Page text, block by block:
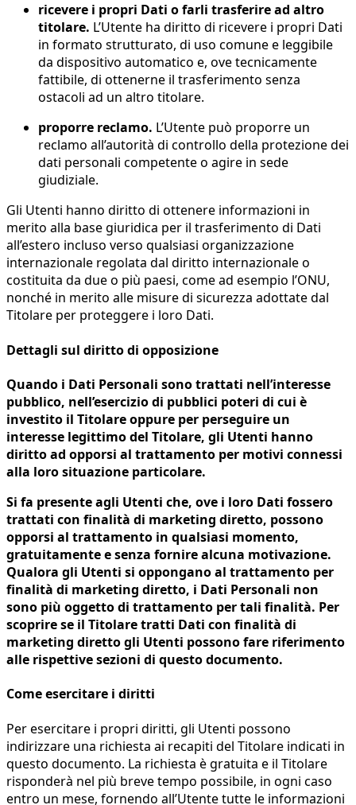
ricevere i propri Dati o farli trasferire ad altro
titolare. L’Utente ha diritto di ricevere i propri Dati
in formato strutturato, di uso comune e leggibile
da dispositivo automatico e, ove tecnicamente
fattibile, di ottenerne il trasferimento senza
ostacoli ad un altro titolare.
proporre reclamo. L’Utente può proporre un
reclamo all’autorità di controllo della protezione dei
dati personali competente o agire in sede
giudiziale.
Gli Utenti hanno diritto di ottenere informazioni in
merito alla base giuridica per il trasferimento di Dati
all’estero incluso verso qualsiasi organizzazione
internazionale regolata dal diritto internazionale o
costituita da due o più paesi, come ad esempio l’ONU,
nonché in merito alle misure di sicurezza adottate dal
Titolare per proteggere i loro Dati.
Dettagli sul diritto di opposizione
Quando i Dati Personali sono trattati nell’interesse
pubblico, nell’esercizio di pubblici poteri di cui è
investito il Titolare oppure per perseguire un
interesse legittimo del Titolare, gli Utenti hanno
diritto ad opporsi al trattamento per motivi connessi
alla loro situazione particolare.
Si fa presente agli Utenti che, ove i loro Dati fossero
trattati con finalità di marketing diretto, possono
opporsi al trattamento in qualsiasi momento,
gratuitamente e senza fornire alcuna motivazione.
Qualora gli Utenti si oppongano al trattamento per
finalità di marketing diretto, i Dati Personali non
sono più oggetto di trattamento per tali finalità. Per
scoprire se il Titolare tratti Dati con finalità di
marketing diretto gli Utenti possono fare riferimento
alle rispettive sezioni di questo documento.
Come esercitare i diritti
Per esercitare i propri diritti, gli Utenti possono
indirizzare una richiesta ai recapiti del Titolare indicati in
questo documento. La richiesta è gratuita e il Titolare
risponderà nel più breve tempo possibile, in ogni caso
entro un mese, fornendo all’Utente tutte le informazioni